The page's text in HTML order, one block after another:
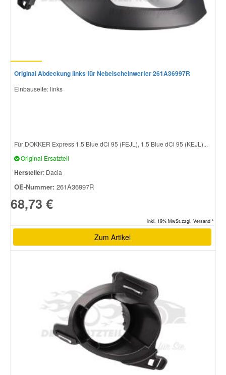
Original Abdeckung links für Nebelscheinwerfer 261A36997R
Einbauseite: links
Für DOKKER Express 1.5 Blue dCi 95 (FEJL), 1.5 Blue dCi 95 (KEJL)...
Original Ersatzteil
Hersteller: Dacia
OE-Nummer: 261A36997R
68,73 €
inkl. 19% MwSt.zzgl. Versand *
Zum Artikel
Toyota Ersatzteile
Volvo Ersatzteile